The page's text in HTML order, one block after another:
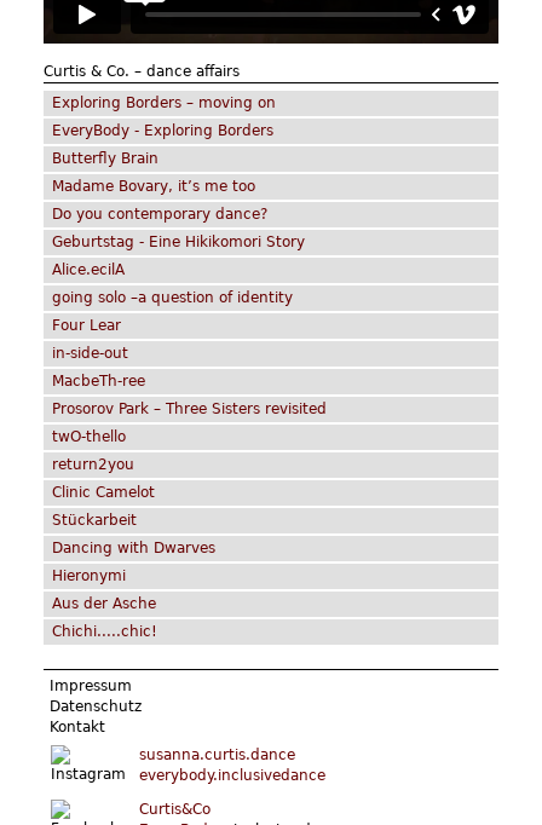
Curtis & Co. – dance affairs
Exploring Borders – moving on
EveryBody - Exploring Borders
Butterfly Brain
Madame Bovary, it’s me too
Do you contemporary dance?
Geburtstag - Eine Hikikomori Story
Alice.ecilA
going solo –a question of identity
Four Lear
in-side-out
MacbeTh-ree
Prosorov Park – Three Sisters revisited
twO-thello
return2you
Clinic Camelot
Stückarbeit
Dancing with Dwarves
Hieronymi
Aus der Asche
Chichi.....chic!
Fußzeilenmenü
Impressum
Datenschutz
Kontakt
susanna.curtis.dance
everybody.inclusivedance
Curtis&Co